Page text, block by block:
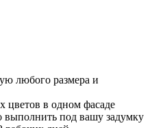
любого размера и
цветов в одном фасаде
выполнить под вашу задумку